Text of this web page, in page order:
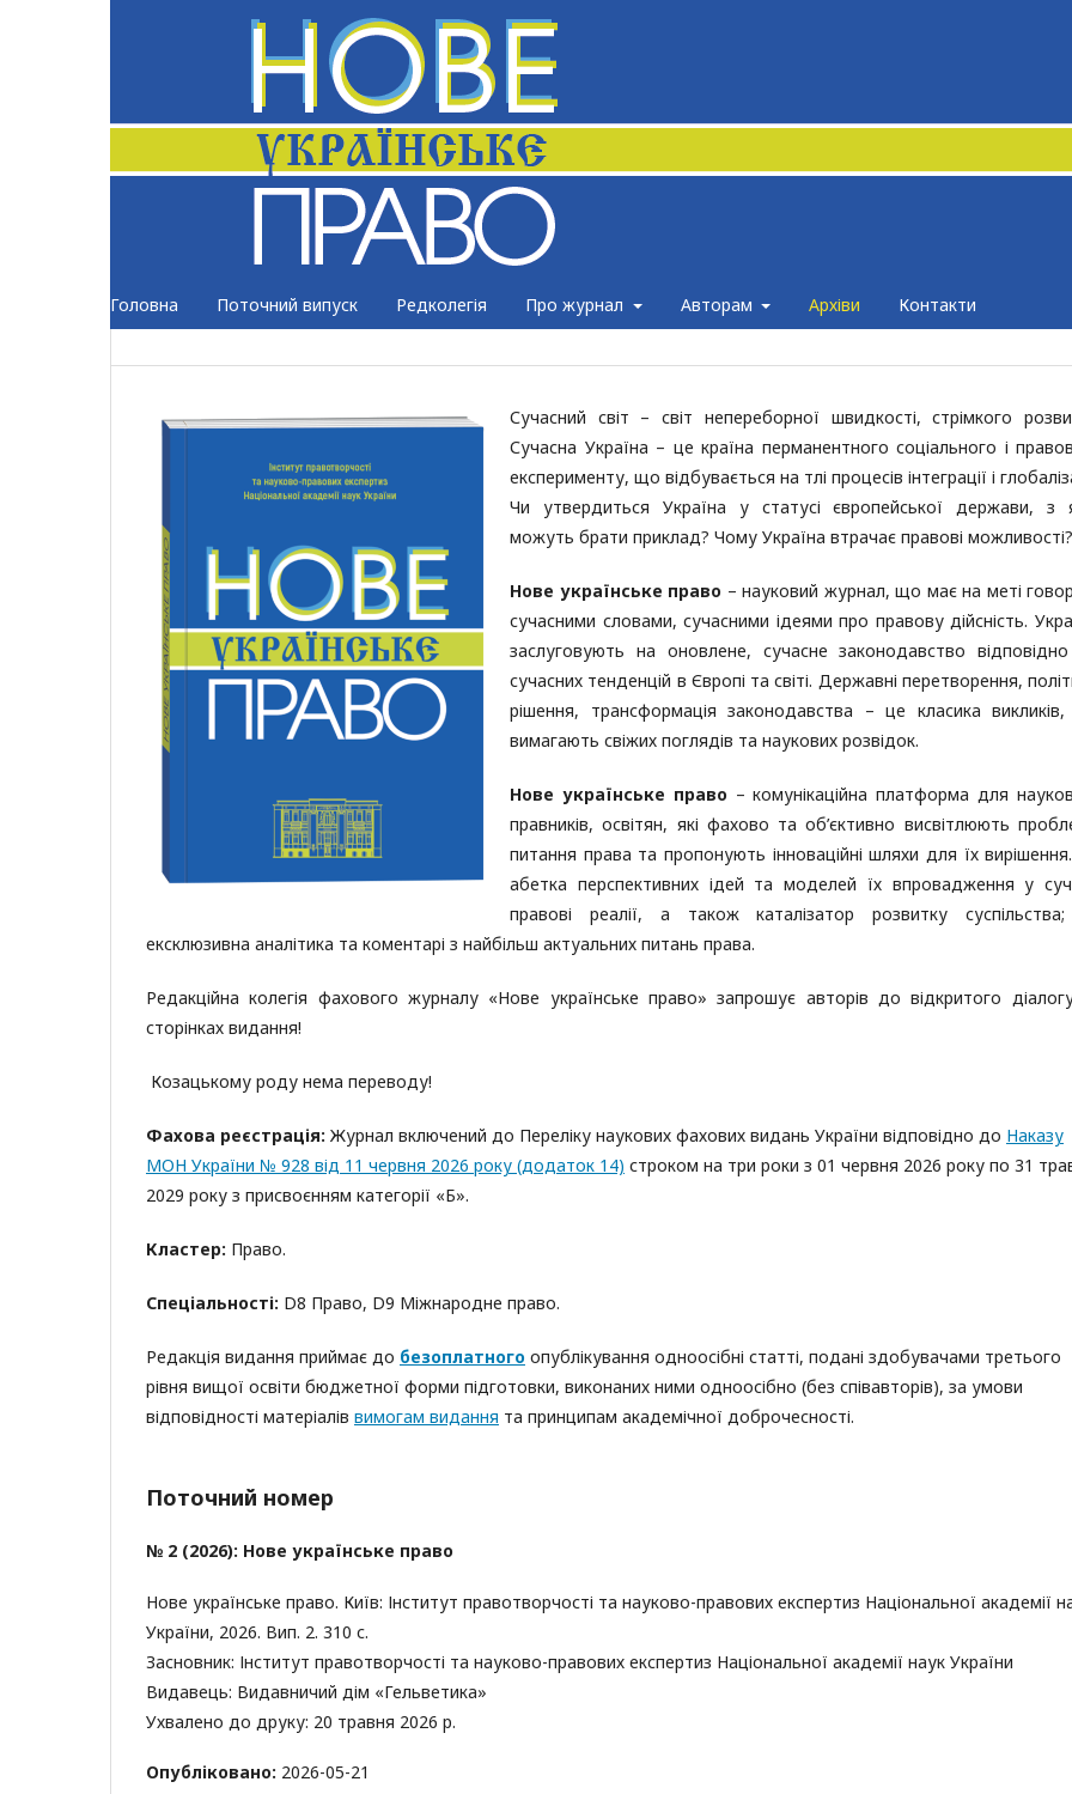
Головна Поточний випуск Редколегія Про журнал Авторам Архіви Контакти
Сучасний світ – світ непереборної швидкості, стрімкого
Сучасна Україна – це країна перманентного соціального і
експерименту, що відбувається на тлі процесів інтеграції і
Чи утвердиться Україна у статусі європейської держави, з
можуть брати приклад? Чому Україна втрачає правові можливості?
Нове українське право – науковий журнал, що має на меті
сучасними словами, сучасними ідеями про правову дійсність.
заслуговують на оновлене, сучасне законодавство
сучасних тенденцій в Європі та світі. Державні перетворення,
рішення, трансформація законодавства – це класика
вимагають свіжих поглядів та наукових розвідок.
Нове українське право – комунікаційна платформа для
правників, освітян, які фахово та об’єктивно висвітлюють
питання права та пропонують інноваційні шляхи для їх
абетка перспективних ідей та моделей їх впровадження у
правові реалії, а також каталізатор розвитку
ексклюзивна аналітика та коментарі з найбільш актуальних питань права.
Редакційна колегія фахового журналу «Нове українське право» запрошує авторів до відкритого
сторінках видання!
Козацькому роду нема переводу!
Фахова реєстрація: Журнал включений до Переліку наукових фахових видань України відповідно до Наказу
МОН України № 928 від 11 червня 2026 року (додаток 14) строком на три роки з 01 червня 2026 року по 31
2029 року з присвоєнням категорії «Б».
Кластер: Право.
Спеціальності: D8 Право, D9 Міжнародне право.
Редакція видання приймає до безоплатного опублікування одноосібні статті, подані здобувачами третього
рівня вищої освіти бюджетної форми підготовки, виконаних ними одноосібно (без співавторів), за умови
відповідності матеріалів вимогам видання та принципам академічної доброчесності.
Поточний номер
№ 2 (2026): Нове українське право
Нове українське право. Київ: Інститут правотворчості та науково-правових експертиз Національної академії
України, 2026. Вип. 2. 310 с.
Засновник: Інститут правотворчості та науково-правових експертиз Національної академії наук України
Видавець: Видавничий дім «Гельветика»
Ухвалено до друку: 20 травня 2026 р.
Опубліковано: 2026-05-21